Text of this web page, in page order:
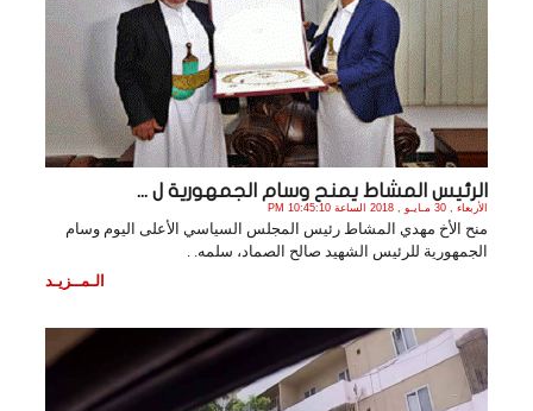
الرئيس المشاط يمنح وسام الجمهورية ل ...
الأربعاء , 30 مـايـو , 2018 الساعة 10:45:10 PM
منح الأخ مهدي المشاط رئيس المجلس السياسي الأعلى اليوم وسام
الجمهورية للرئيس الشهيد صالح الصماد، سلمه. .
الـمــزيـد